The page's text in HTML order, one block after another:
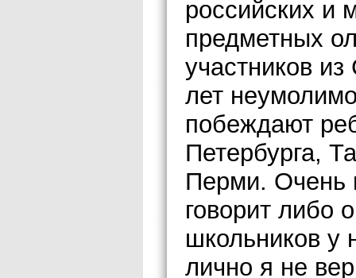
российских и
предметных
участников
лет
побеждают
Петербурга,
Перми. Очень
говорит либо
школьников у
лично я не